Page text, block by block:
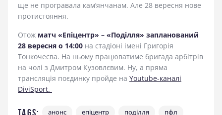
ще не програвала кам’янчанам. Але 28 вересня нове
протистояння.
Отож матч «Епіцентр» – «Поділля» запланований
28 вересня о 14:00 на стадіоні імені Григорія
Тонкочеєва. На ньому працюватиме бригада арбітрів
на чолі з Дмитром Кузовлєвим. Ну, а пряма
трансляція поєдинку пройде на Youtube-каналі
DiviSport.
Tags: анонс епіцентр поділля пфл